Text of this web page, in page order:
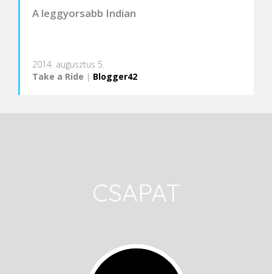
A leggyorsabb Indian
2014. augusztus 5.
Take a Ride | Blogger42
CSAPAT